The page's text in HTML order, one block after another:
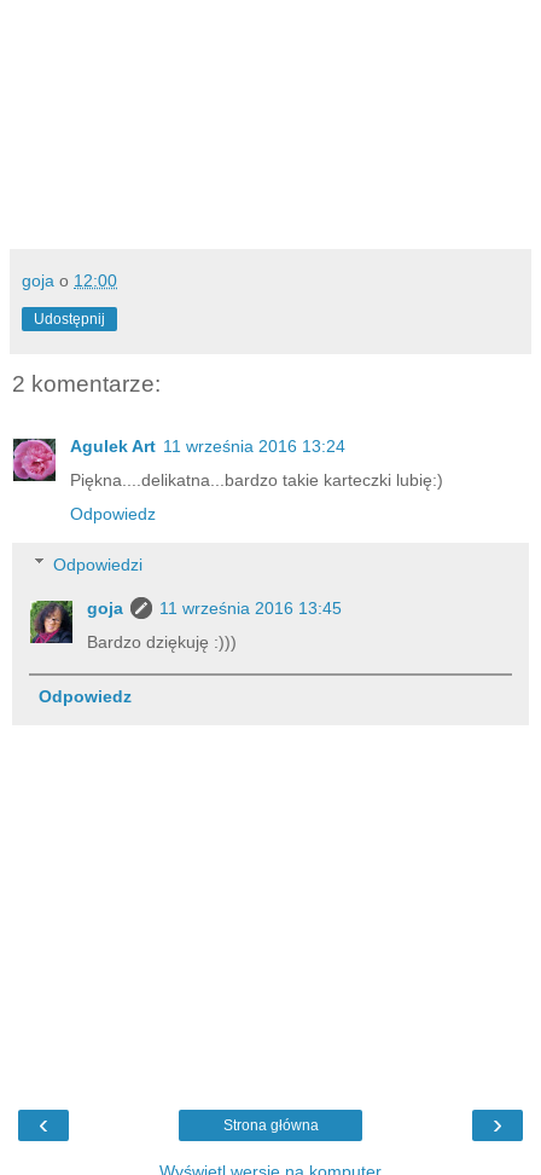
goja o 12:00
Udostępnij
2 komentarze:
Agulek Art 11 września 2016 13:24
Piękna....delikatna...bardzo takie karteczki lubię:)
Odpowiedz
Odpowiedzi
goja
11 września 2016 13:45
Bardzo dziękuję :)))
Odpowiedz
‹ ›
Strona główna